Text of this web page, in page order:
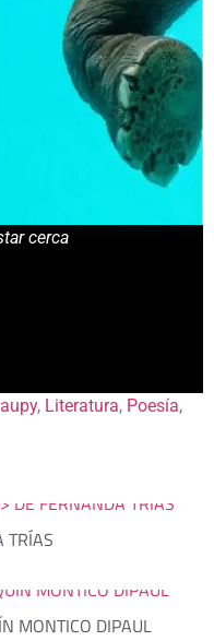
cerca
, Literatura, Poesía
TRÍAS
MONTICO DIPAUL